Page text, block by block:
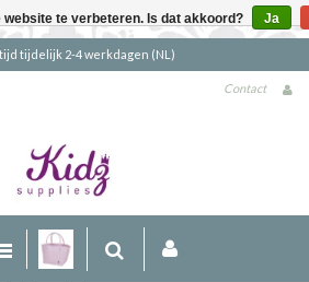
Gratis verzending boven €90 (NL)
Contact
te verbeteren. Is dat akkoord? Ja